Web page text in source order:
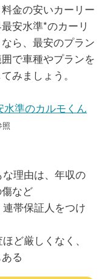
金の安いカーリー
安水準*のカーリ
なら、最安のプラン
で車種やプランを
みましょう。
理由は、年収の
など
帯保証人をつけ
ど厳しくなく、
る